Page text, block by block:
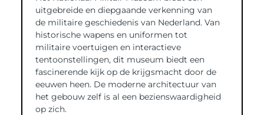
uitgebreide en diepgaande verkenning van
de militaire geschiedenis van Nederland. Van
historische wapens en uniformen tot
militaire voertuigen en interactieve
tentoonstellingen, dit museum biedt een
fascinerende kijk op de krijgsmacht door de
eeuwen heen. De moderne architectuur van
het gebouw zelf is al een bezienswaardigheid
op zich.